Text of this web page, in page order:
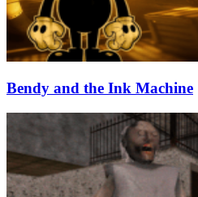
Bendy and the Ink Machine